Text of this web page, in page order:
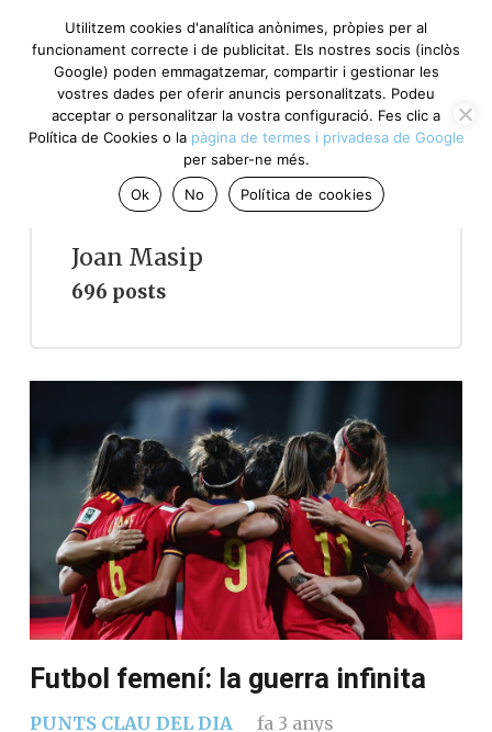
Joan Masip
696 posts
Futbol femení: la guerra infinita
PUNTS CLAU DEL DIA fa 3 anys
Utilitzem cookies d'analítica anònimes, pròpies per al
funcionament correcte i de publicitat. Els nostres socis
(inclòs Google) poden emmagatzemar, compartir i gestionar
les vostres dades per oferir anuncis personalitzats. Podeu
acceptar o personalitzar la vostra configuració. Fes clic a
Política de Cookies o lapàgina de termes i privadesa de
Googleper saber-ne més.
Ok
No Política de cookies